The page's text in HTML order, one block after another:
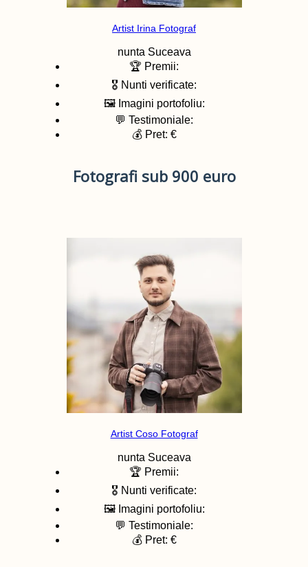
Artist Irina Fotograf
nunta Suceava
🏆 Premii:
🎖️ Nunti verificate:
🖼️ Imagini portofoliu:
💬 Testimoniale:
💰 Pret: €
Fotografi sub 900 euro
Artist Coso Fotograf
nunta Suceava
🏆 Premii:
🎖️ Nunti verificate:
🖼️ Imagini portofoliu:
💬 Testimoniale:
💰 Pret: €